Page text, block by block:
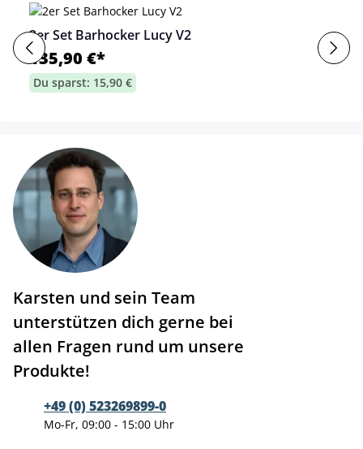
2er Set Barhocker Lucy V2
135,90 €*
Du sparst: 15,90 €
Karsten und sein Team
unterstützen dich gerne bei
allen Fragen rund um unsere
Produkte!
+49 (0) 523269899-0
Mo-Fr, 09:00 - 15:00 Uhr